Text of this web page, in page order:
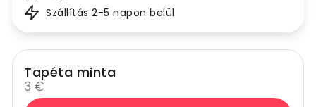
Szállítás 2-5 napon belül
Tapéta minta
3 €